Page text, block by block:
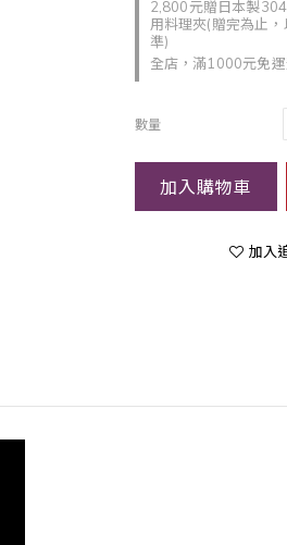
2,800元贈日本製
用料理夾(贈完為止
準)
全店，滿1000元免
數量
加入購物車
加入